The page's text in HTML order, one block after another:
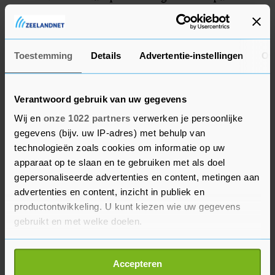
Toestemming Details Advertentie-instellingen
Verantwoord gebruik van uw gegevens
Wij en onze 1022 partners verwerken je persoonlijke
gegevens (bijv. uw IP-adres) met behulp van
technologieën zoals cookies om informatie op uw
apparaat op te slaan en te gebruiken met als doel
gepersonaliseerde advertenties en content, metingen aan
advertenties en content, inzicht in publiek en
productontwikkeling. U kunt kiezen wie uw gegevens
gebruikt en met welke doelen.
Als u het toestaat, willen we ook graag:
Informatie verzamelen over uw geografische
Accepteren
koersen had gewonnen. In deze trui winnen is
heel speciaal."
Roglic was zoals vaker geen gedesillusioneerd
verliezer. "Je wilt altijd winnen, maar Julian was
beter. Hij verdient de zege", sprak de Sloveen, die
toch dicht bij zijn tweede zege in een Ardenner
klassieker was geweest. Afgelopen najaar won hij
Luik-Bastenaken-Luik, de koers waarin hij
zondag weer hoopt uit te blinken. Op de Muur
van Hoei leek zijn aanval te vroeg te zijn
gekomen. "Ach, ik zat er toch en dacht: waarom
niet? Julian zal net iets betere benen hebben
gehad. Maar ik ben tevreden over mijn niveau
met het oog op zondag."